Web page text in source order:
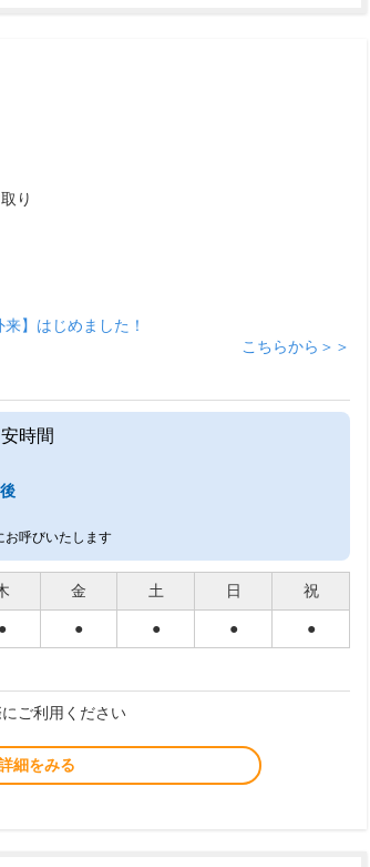
り
】はじめました！
こちらから＞＞
時間
お呼びいたします
金 土 日 祝
● ● ● ● ●
ご利用ください
細をみる